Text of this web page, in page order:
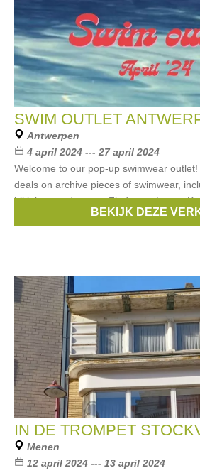
SWIM OUTLET
Antwerpen
4 april 2024 --- 27 april 2024
Welcome to our pop-up swimwear
deals on archive pieces of swimwear,
bikinis - sundresses. Find us at Lange
Antwerp or @swim_outlet_antwerp. Don’t
BEKIJK DEZE
IN DE TROMPET
Menen
12 april 2024 --- 13 april 2024